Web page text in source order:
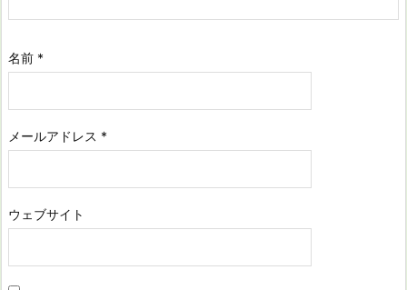
名前 *
メールアドレス *
ウェブサイト